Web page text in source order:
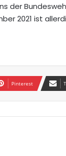
der
2021 ist
Pinterest